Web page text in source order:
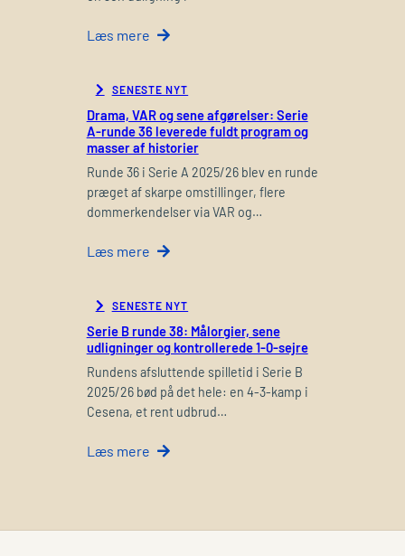
Læs mere
SENESTE NYT
Drama, VAR og sene afgørelser: Serie
A-runde 36 leverede fuldt program og
masser af historier
Runde 36 i Serie A 2025/26 blev en runde
præget af skarpe omstillinger, flere
dommerkendelser via VAR og…
Læs mere
SENESTE NYT
Serie B runde 38: Målorgier, sene
udligninger og kontrollerede 1-0-sejre
Rundens afsluttende spilletid i Serie B
2025/26 bød på det hele: en 4-3-kamp i
Cesena, et rent udbrud…
Læs mere